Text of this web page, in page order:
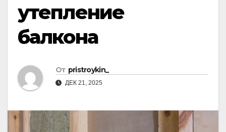
утепление
балкона
От pristroykin_
ДЕК 21, 2025